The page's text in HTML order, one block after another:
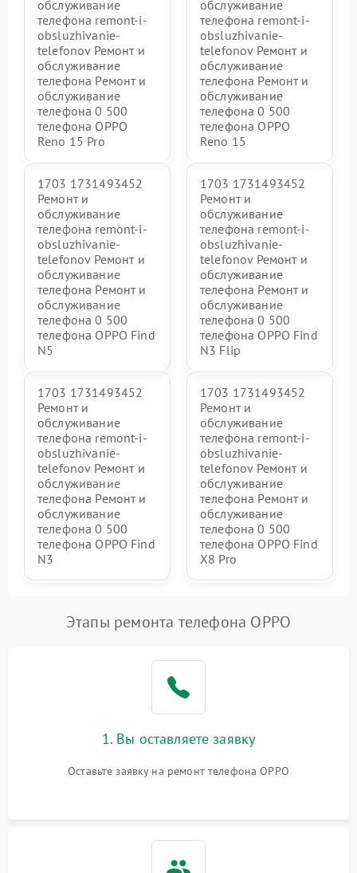
обслуживание
телефона remont-i-
obsluzhivanie-
telefonov Ремонт и
обслуживание
телефона Ремонт и
обслуживание
телефона 0 500
телефона OPPO
Reno 15 Pro
обслуживание
телефона remont-i-
obsluzhivanie-
telefonov Ремонт и
обслуживание
телефона Ремонт и
обслуживание
телефона 0 500
телефона OPPO
Reno 15
1703 1731493452
Ремонт и
обслуживание
телефона remont-i-
obsluzhivanie-
telefonov Ремонт и
обслуживание
телефона Ремонт и
обслуживание
телефона 0 500
телефона OPPO Find
N5
1703 1731493452
Ремонт и
обслуживание
телефона remont-i-
obsluzhivanie-
telefonov Ремонт и
обслуживание
телефона Ремонт и
обслуживание
телефона 0 500
телефона OPPO Find
N3 Flip
1703 1731493452
Ремонт и
обслуживание
телефона remont-i-
obsluzhivanie-
telefonov Ремонт и
обслуживание
телефона Ремонт и
обслуживание
телефона 0 500
телефона OPPO Find
N3
1703 1731493452
Ремонт и
обслуживание
телефона remont-i-
obsluzhivanie-
telefonov Ремонт и
обслуживание
телефона Ремонт и
обслуживание
телефона 0 500
телефона OPPO Find
X8 Pro
Этапы ремонта телефона OPPO
1. Вы оставляете заявку
Оставьте заявку на ремонт телефона OPPO